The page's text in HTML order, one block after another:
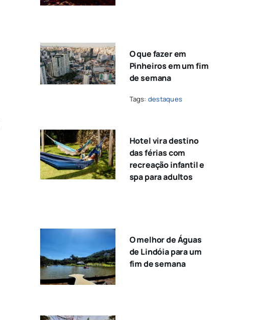
O que fazer em
Pinheiros em um fim
de semana
Tags: destaques
Hotel vira destino
das férias com
recreação infantil e
spa para adultos
O melhor de Águas
de Lindóia para um
fim de semana